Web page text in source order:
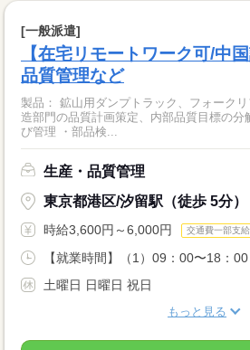
[一般派遣]
【在宅リモートワーク可/中
品質管理など
製品： 鉱山用ダンプトラック、フォークリフト 【詳細】 ・中
造部門の品質計画策定、内部品質目標の分
び管理 ・部品検...
生産・品質管理
東京都港区/汐留駅（徒歩 5分）
時給3,600円～6,000円 交通費一部支給
【就業時間】（1）09：00〜18：
土曜日 日曜日 祝日
もっと見る